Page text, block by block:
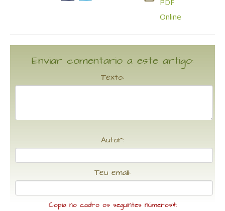
Enviar comentario a este artigo:
Texto:
Autor:
Teu email:
Copia no cadro os seguintes números*: